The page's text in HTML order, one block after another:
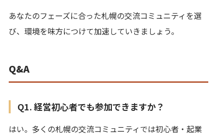
あなたのフェーズに合った札幌の交流コミュニティを選
び、環境を味方につけて加速していきましょう。
Q&A
Q1. 経営初心者でも参加できますか？
はい。多くの札幌の交流コミュニティでは初心者・起業